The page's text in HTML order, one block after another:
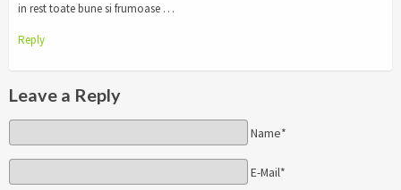
in rest toate bune si frumoase …
Reply
Leave a Reply
Name*
E-Mail*